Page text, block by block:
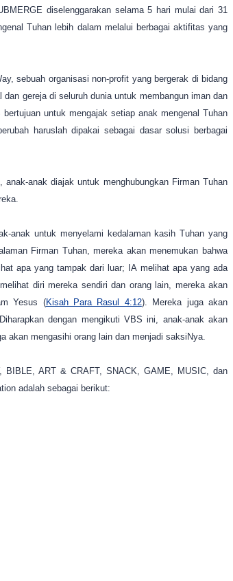
diselenggarakan selama 5 hari mulai dari 31
Tuhan lebih dalam melalui berbagai aktifitas yang
sebuah organisasi non-profit yang bergerak di bidang
gereja di seluruh dunia untuk membangun iman dan
untuk mengajak setiap anak mengenal Tuhan
haruslah dipakai sebagai dasar solusi berbagai
anak diajak untuk menghubungkan Firman Tuhan
anak untuk menyelami kedalaman kasih Tuhan yang
Firman Tuhan, mereka akan menemukan bahwa
apa yang tampak dari luar; IA melihat apa yang ada
diri mereka sendiri dan orang lain, mereka akan
Yesus (Kisah Para Rasul 4:12). Mereka juga akan
dengan mengikuti VBS ini, anak-anak akan
akan mengasihi orang lain dan menjadi saksiNya.
BIBLE, ART & CRAFT, SNACK, GAME, MUSIC, dan
adalah sebagai berikut: